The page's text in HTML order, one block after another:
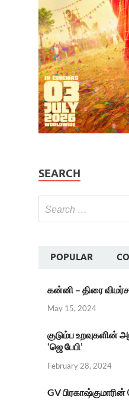
SEARCH
POPULAR
கன்னி – திரை
May 15, 2024
குடும்ப
‘ஜெ பேபி’
February 28, 2024
GV